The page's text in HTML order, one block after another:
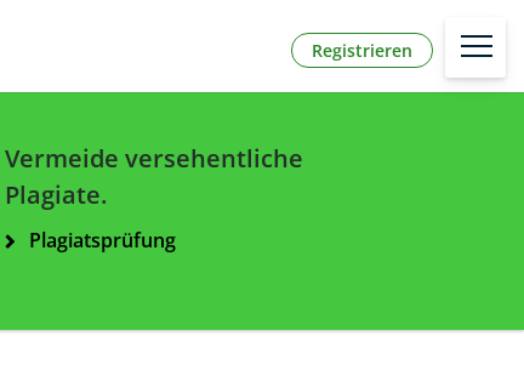
Registrieren
Vermeide versehentliche
Plagiate.
Plagiatsprüfung